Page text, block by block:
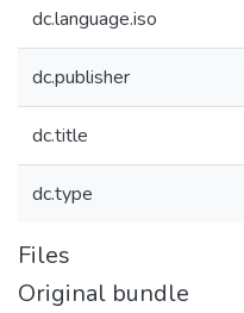
dc.language.iso
dc.publisher
dc.title
dc.type
Files
Original bundle